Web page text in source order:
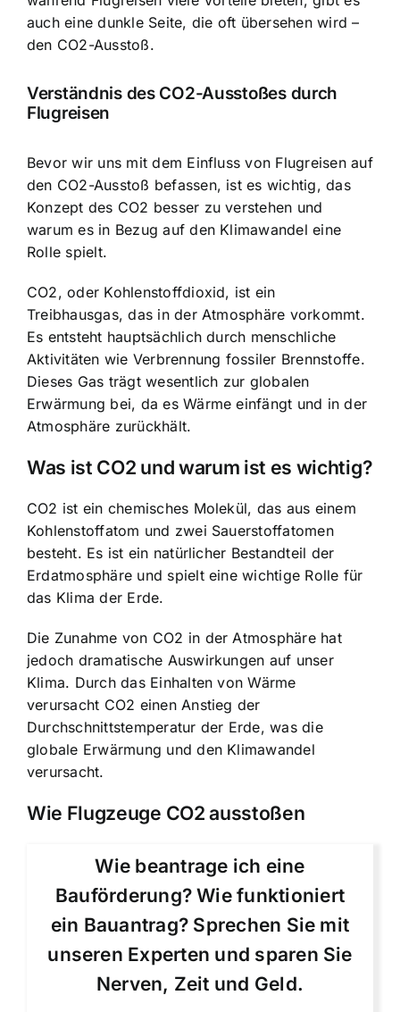
auch eine dunkle Seite, die oft übersehen wird –
den CO2-Ausstoß.
Verständnis des CO2-Ausstoßes durch
Flugreisen
Bevor wir uns mit dem Einfluss von Flugreisen auf
den CO2-Ausstoß befassen, ist es wichtig, das
Konzept des CO2 besser zu verstehen und
warum es in Bezug auf den Klimawandel eine
Rolle spielt.
CO2, oder Kohlenstoffdioxid, ist ein
Treibhausgas, das in der Atmosphäre vorkommt.
Es entsteht hauptsächlich durch menschliche
Aktivitäten wie Verbrennung fossiler Brennstoffe.
Dieses Gas trägt wesentlich zur globalen
Erwärmung bei, da es Wärme einfängt und in der
Atmosphäre zurückhält.
Was ist CO2 und warum ist es wichtig?
CO2 ist ein chemisches Molekül, das aus einem
Kohlenstoffatom und zwei Sauerstoffatomen
besteht. Es ist ein natürlicher Bestandteil der
Erdatmosphäre und spielt eine wichtige Rolle für
das Klima der Erde.
Die Zunahme von CO2 in der Atmosphäre hat
jedoch dramatische Auswirkungen auf unser
Klima. Durch das Einhalten von Wärme
verursacht CO2 einen Anstieg der
Durchschnittstemperatur der Erde, was die
globale Erwärmung und den Klimawandel
verursacht.
Wie Flugzeuge CO2 ausstoßen
Wie beantrage ich eine
Bauförderung? Wie funktioniert
ein Bauantrag? Sprechen Sie mit
unseren Experten und sparen Sie
Nerven, Zeit und Geld.